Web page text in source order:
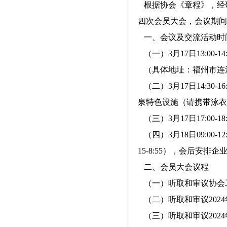
根据协会《章程》，经
四次会员大会，会议期
一、会议及交流活动时
（一）3月17日13:00-
（具体地址：福州市连
（二）3月17日14:30-
泉特色设施（请携带泳
（三）3月17日17:00-
（四）3月18日09:00-
15-8:55），会后安排企
二、会员大会议程
（一）听取和审议协会
（二）听取和审议
（三）听取和审议